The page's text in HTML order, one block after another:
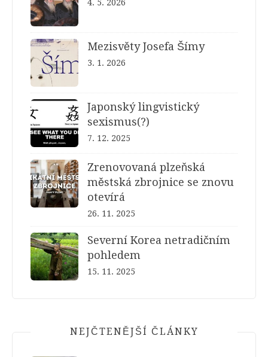
4. 5. 2026
Mezisvěty Josefa Šímy
3. 1. 2026
Japonský lingvistický
sexismus(?)
7. 12. 2025
Zrenovovaná plzeňská
městská zbrojnice se znovu
otevírá
26. 11. 2025
Severní Korea netradičním
pohledem
15. 11. 2025
NEJČTENĚJŠÍ ČLÁNKY